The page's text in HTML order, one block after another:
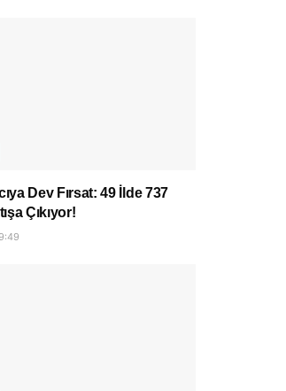
Dev Fırsat: 49 İlde 737
Çıkıyor!